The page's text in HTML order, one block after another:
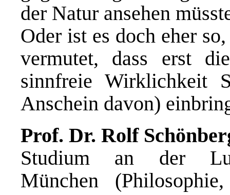
der Natur ansehen
Oder ist es doch eher
vermutet, dass erst
sinnfreie Wirklichkeit
Anschein davon)
Prof. Dr. Rolf
Studium an der
München